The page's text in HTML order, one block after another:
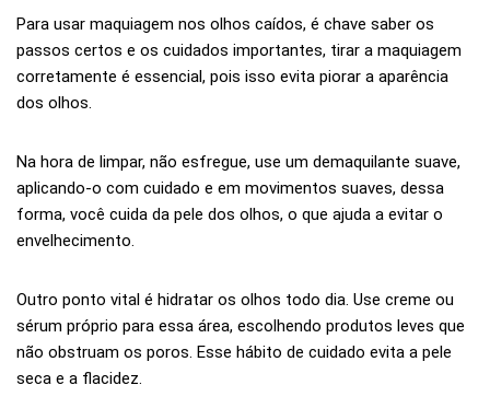
Para usar maquiagem nos olhos caídos, é chave saber os
passos certos e os cuidados importantes, tirar a maquiagem
corretamente é essencial, pois isso evita piorar a aparência
dos olhos.
Na hora de limpar, não esfregue, use um demaquilante suave,
aplicando-o com cuidado e em movimentos suaves, dessa
forma, você cuida da pele dos olhos, o que ajuda a evitar o
envelhecimento.
Outro ponto vital é hidratar os olhos todo dia. Use creme ou
sérum próprio para essa área, escolhendo produtos leves que
não obstruam os poros. Esse hábito de cuidado evita a pele
seca e a flacidez.